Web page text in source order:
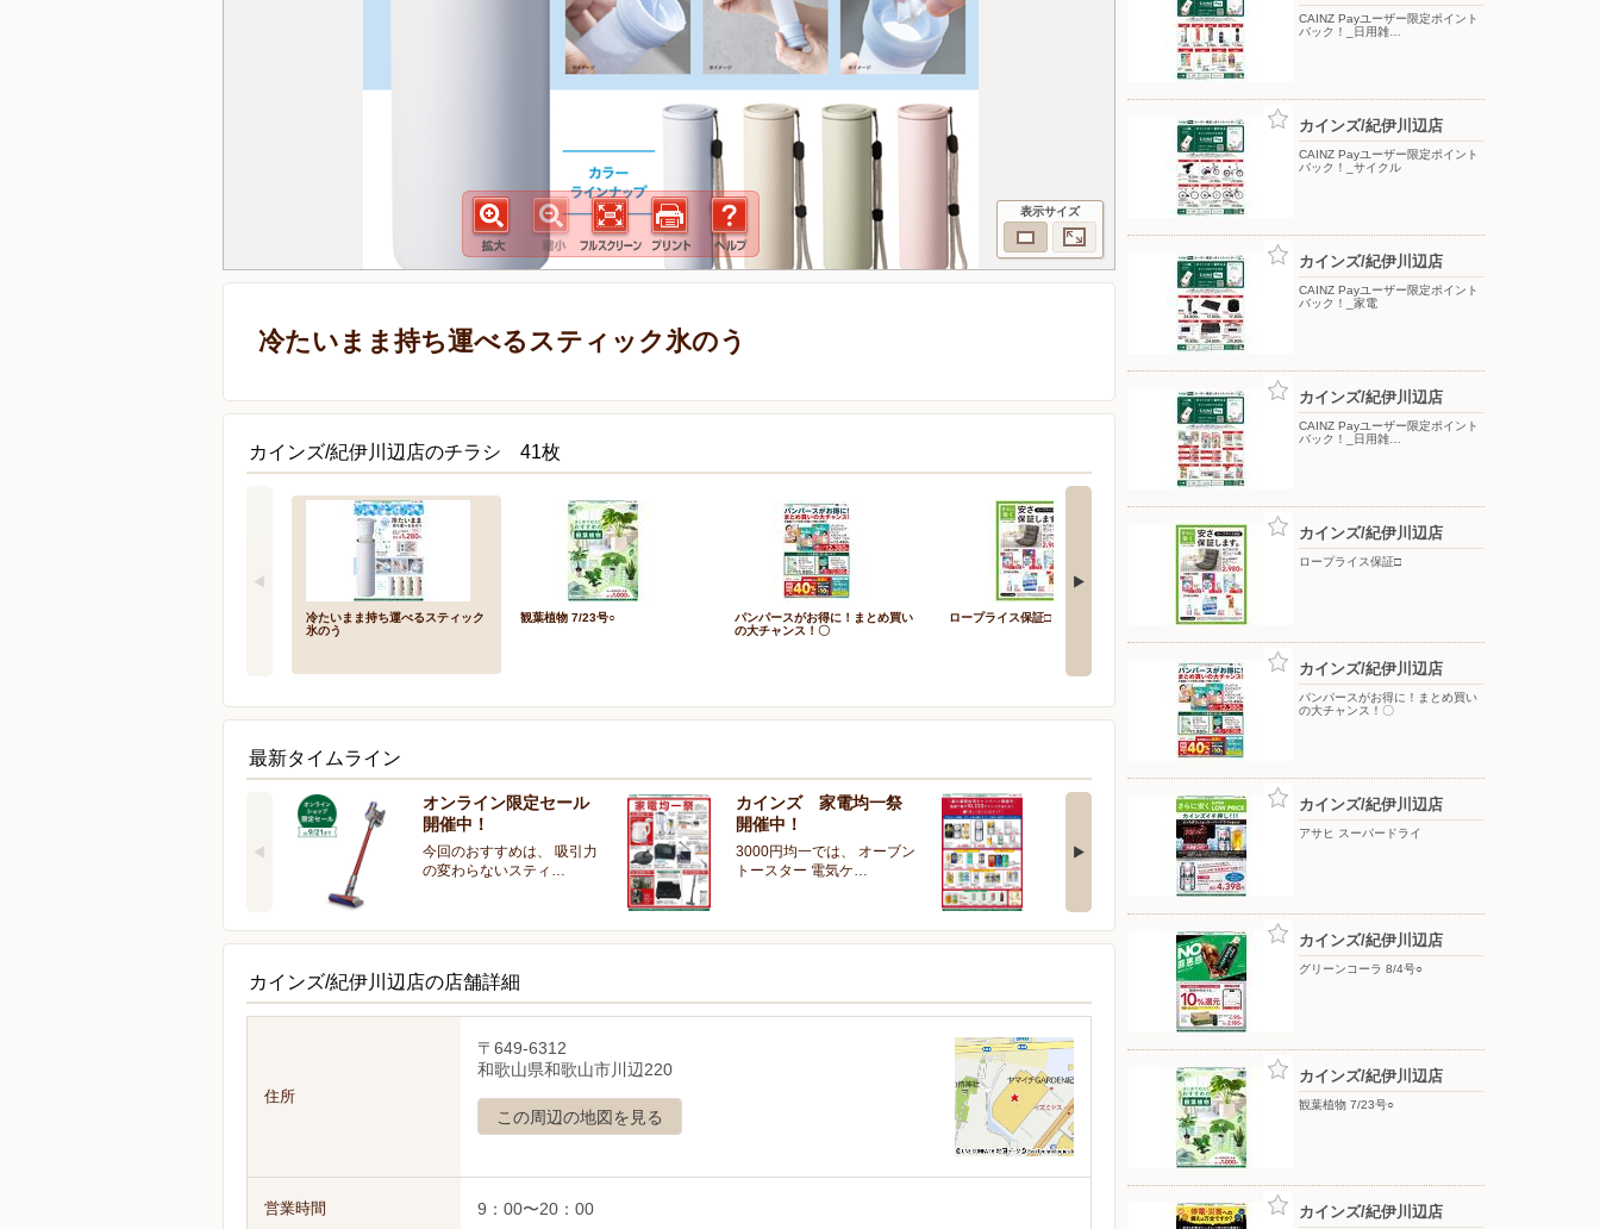
表示サイズ
冷たいまま持ち運べるスティック氷のう
カインズ/紀伊川辺店のチラシ 41枚
冷たいまま持ち運べるスティック
氷のう
観葉植物 7/23号○
パンパースがお得に！まとめ買い
の大チャンス！〇
ロープライス保証□
レンジで作れる！ホットサンド＆
最新タイムライン
オンライン限定セール
開催中！
今回のおすすめは、 吸引力
の変わらないスティ…
カインズ 家電均一祭
開催中！
3000円均一では、 オーブン
トースター 電気ケ…
夏の酒類合同キャンペ
夏の酒類合同キャンペーン
開催中！ 抽選で最大…
カインズ/紀伊川辺店の店舗詳細
住所
〒649-6312
和歌山県和歌山市川辺220
この周辺の地図を見る
営業時間 9：00〜20：00
CAINZ Payユーザー限定ポイント
バック！_日用雑…
カインズ/紀伊川辺店
CAINZ Payユーザー限定ポイント
バック！_サイクル
カインズ/紀伊川辺店
CAINZ Payユーザー限定ポイント
バック！_家電
カインズ/紀伊川辺店
CAINZ Payユーザー限定ポイント
バック！_日用雑…
カインズ/紀伊川辺店
ロープライス保証□
カインズ/紀伊川辺店
パンパースがお得に！まとめ買い
の大チャンス！〇
カインズ/紀伊川辺店
アサヒ スーパードライ
カインズ/紀伊川辺店
グリーンコーラ 8/4号○
カインズ/紀伊川辺店
観葉植物 7/23号○
カインズ/紀伊川辺店